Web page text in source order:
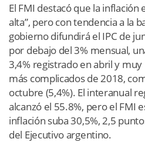
El FMI destacó que la inflación
alta”, pero con tendencia a la
gobierno difundirá el IPC de
por debajo del 3% mensual,
3,4% registrado en abril y
más complicados de 2018,
octubre (5,4%). El interanual
alcanzó el 55.8%, pero el FMI
inflación suba 30,5%, 2,5
del Ejecutivo argentino.